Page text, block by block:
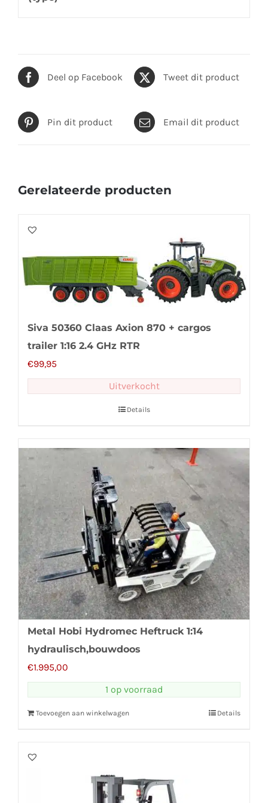
Deel op Facebook Tweet dit product
Pin dit product Email dit product
Gerelateerde producten
Siva 50360 Claas Axion 870 + cargos
trailer 1:16 2.4 GHz RTR
€99,95
Uitverkocht
Details
Metal Hobi Hydromec Heftruck 1:14
hydraulisch,bouwdoos
€1.995,00
1 op voorraad
Toevoegen aan winkelwagen Details